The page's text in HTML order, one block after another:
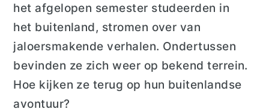
het afgelopen semester studeerden in
het buitenland, stromen over van
jaloersmakende verhalen. Ondertussen
bevinden ze zich weer op bekend terrein.
Hoe kijken ze terug op hun buitenlandse
avontuur?